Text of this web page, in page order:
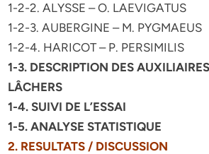
1-2-2. ALYSSE – O. LAEVIGATUS
1-2-3. AUBERGINE – M. PYGMAEUS
1-2-4. HARICOT – P. PERSIMILIS
1-3. DESCRIPTION DES
LÂCHERS
1-4. SUIVI DE L’ESSAI
1-5. ANALYSE STATISTIQUE
2. RESULTATS / DISCUSSION